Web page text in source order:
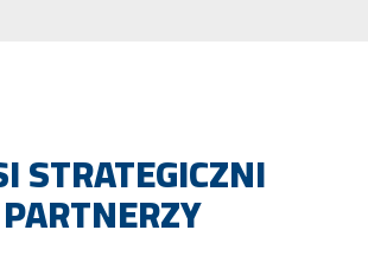
STRATEGICZNI
PARTNERZY